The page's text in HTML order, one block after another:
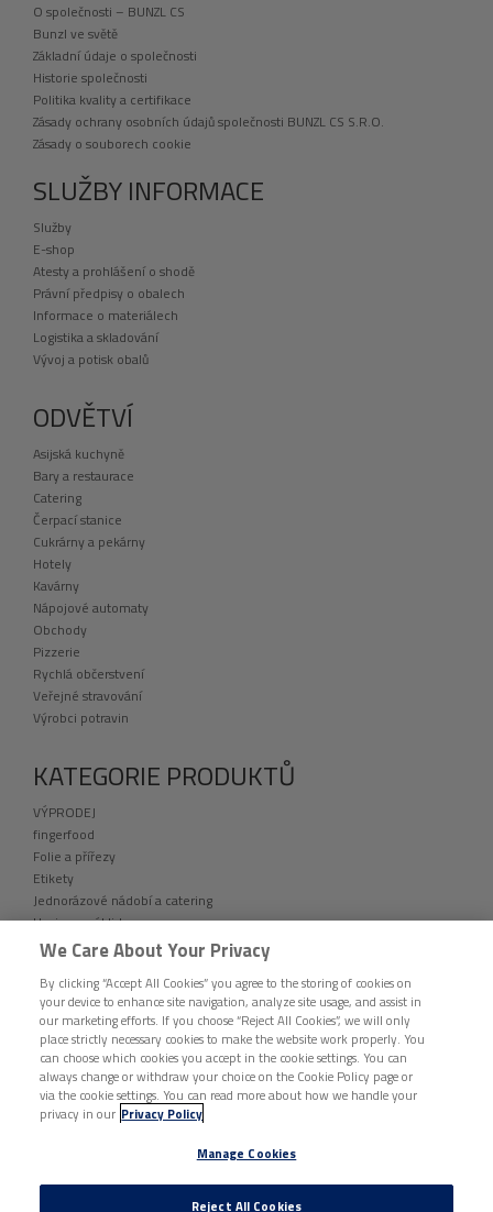
O společnosti – BUNZL CS
Bunzl ve světě
Základní údaje o společnosti
Historie společnosti
Politika kvality a certifikace
Zásady ochrany osobních údajů společnosti BUNZL CS S.R.O.
Zásady o souborech cookie
SLUŽBY INFORMACE
Služby
E-shop
Atesty a prohlášení o shodě
Právní předpisy o obalech
Informace o materiálech
Logistika a skladování
Vývoj a potisk obalů
ODVĚTVÍ
Asijská kuchyně
Bary a restaurace
Catering
Čerpací stanice
Cukrárny a pekárny
Hotely
Kavárny
Nápojové automaty
Obchody
Pizzerie
Rychlá občerstvení
Veřejné stravování
Výrobci potravin
KATEGORIE PRODUKTŮ
VÝPRODEJ
fingerfood
Folie a přířezy
Etikety
Jednorázové nádobí a catering
Hygiena a úklid
Hygiena
Chemie
Odpadní pytle
Papírová hygiena
Úklidové prostředky
Ochranné pomůcky
Tašky, pytle a sáčky
Vybavení provozoven
DISTRIBUCE BUNZL ČESKÁ REPUBLIKA © 2026 VŠECHNA PRÁVA VYHRAZENA. |
We Care About Your Privacy
By clicking “Accept All Cookies” you agree to the storing of cookies on
your device to enhance site navigation, analyze site usage, and assist in
our marketing efforts. If you choose “Reject All Cookies”, we will only
place strictly necessary cookies to make the website work properly. You
can choose which cookies you accept in the cookie settings. You can
always change or withdraw your choice on the Cookie Policy page or
via the cookie settings. You can read more about how we handle your
privacy in our Privacy Policy
Manage Cookies
Reject All Cookies